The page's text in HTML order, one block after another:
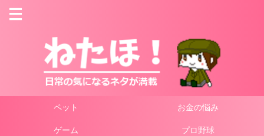
ペット お金の悩み
ゲーム プロ野球